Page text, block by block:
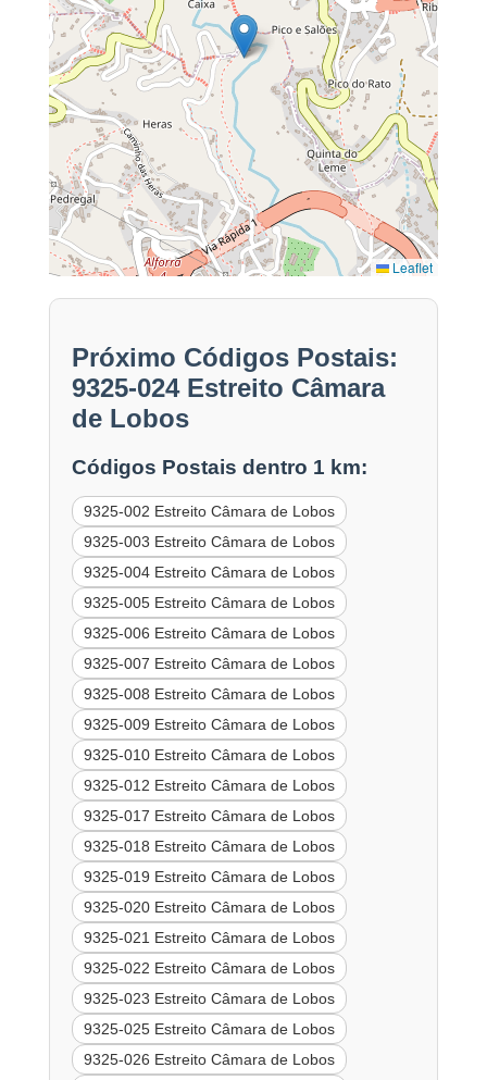
Leaflet
Próximo Códigos Postais:
9325-024 Estreito Câmara
de Lobos
Códigos Postais dentro 1 km:
9325-002 Estreito Câmara de Lobos
9325-003 Estreito Câmara de Lobos
9325-004 Estreito Câmara de Lobos
9325-005 Estreito Câmara de Lobos
9325-006 Estreito Câmara de Lobos
9325-007 Estreito Câmara de Lobos
9325-008 Estreito Câmara de Lobos
9325-009 Estreito Câmara de Lobos
9325-010 Estreito Câmara de Lobos
9325-012 Estreito Câmara de Lobos
9325-017 Estreito Câmara de Lobos
9325-018 Estreito Câmara de Lobos
9325-019 Estreito Câmara de Lobos
9325-020 Estreito Câmara de Lobos
9325-021 Estreito Câmara de Lobos
9325-022 Estreito Câmara de Lobos
9325-023 Estreito Câmara de Lobos
9325-025 Estreito Câmara de Lobos
9325-026 Estreito Câmara de Lobos